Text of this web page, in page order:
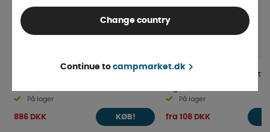
Fiamma Rollo 50x50 Rullegardin
På lager
886 DKK KØB!
Bostik 1590 Grå / sort butyl
På lager
fra 108 DKK
Change country
Continue to campmarket.dk